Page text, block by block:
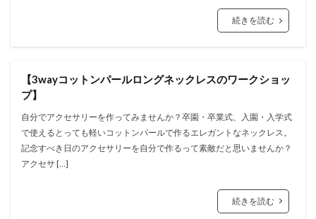
続きを読む
【3wayコットンパールロングネックレスのワークショッ
プ】
自分でアクセサリーを作ってみませんか？卒園・卒業式、入園・入学式
で使えるとっても軽いコットンパールで作るエレガントなネックレス。
記念すべき日のアクセサリーを自分で作るって素敵だと思いませんか？
アクセサ […]
続きを読む